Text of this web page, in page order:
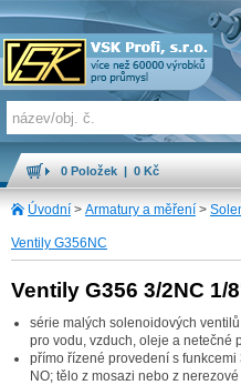
0 Položek | 0 Kč
Úvodní > Armatury a měření >
Ventily G356NC
Ventily G356 3/2NC 1/
série malých solenoidových
pro vodu, vzduch, oleje a netečné
přímo řízené provedení s funkcemi
NO; tělo z mosazi nebo z nerezové